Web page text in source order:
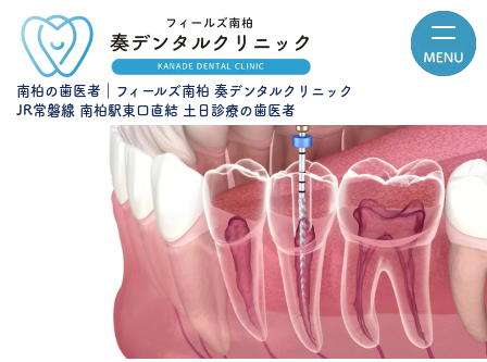
南柏の歯医者｜フィールズ南柏 奏デンタルクリニック
JR常磐線 南柏駅東口直結 土日診療の歯医者